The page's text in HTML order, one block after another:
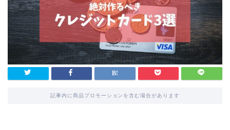
記事内に商品プロモーションを含む場合があります